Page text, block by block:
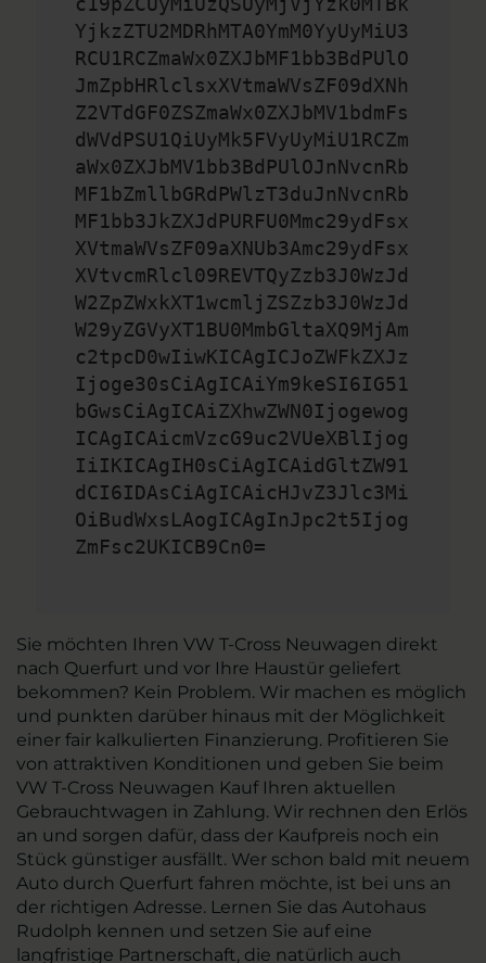
YjkzZTU2MDRhMTA0YmM0YyUyMiU3
RCU1RCZmaWx0ZXJbMF1bb3BdPUlO
JmZpbHRlclsxXVtmaWVsZF09dXNh
Z2VTdGF0ZSZmaWx0ZXJbMV1bdmFs
dWVdPSU1QiUyMk5FVyUyMiU1RCZm
aWx0ZXJbMV1bb3BdPUlOJnNvcnRb
MF1bZmllbGRdPWlzT3duJnNvcnRb
MF1bb3JkZXJdPURFU0Mmc29ydFsx
XVtmaWVsZF09aXNUb3Amc29ydFsx
XVtvcmRlcl09REVTQyZzb3J0WzJd
W2ZpZWxkXT1wcmljZSZzb3J0WzJd
W29yZGVyXT1BU0MmbGltaXQ9MjAm
c2tpcD0wIiwKICAgICJoZWFkZXJz
Ijoge30sCiAgICAiYm9keSI6IG51
bGwsCiAgICAiZXhwZWN0Ijogewog
ICAgICAicmVzcG9uc2VUeXBlIjog
IiIKICAgIH0sCiAgICAidGltZW91
dCI6IDAsCiAgICAicHJvZ3Jlc3Mi
OiBudWxsLAogICAgInJpc2t5Ijog
ZmFsc2UKICB9Cn0=
Sie möchten Ihren VW T-Cross Neuwagen direkt
nach Querfurt und vor Ihre Haustür geliefert
bekommen? Kein Problem. Wir machen es möglich
und punkten darüber hinaus mit der Möglichkeit
einer fair kalkulierten Finanzierung. Profitieren Sie
von attraktiven Konditionen und geben Sie beim
VW T-Cross Neuwagen Kauf Ihren aktuellen
Gebrauchtwagen in Zahlung. Wir rechnen den Erlös
an und sorgen dafür, dass der Kaufpreis noch ein
Stück günstiger ausfällt. Wer schon bald mit neuem
Auto durch Querfurt fahren möchte, ist bei uns an
der richtigen Adresse. Lernen Sie das Autohaus
Rudolph kennen und setzen Sie auf eine
langfristige Partnerschaft, die natürlich auch